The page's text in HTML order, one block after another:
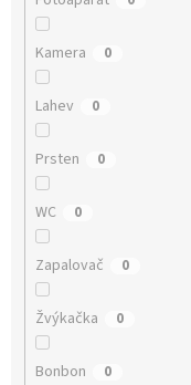
Kamera 0
Lahev 0
Prsten 0
WC 0
Zapalovač 0
Žvýkačka 0
Bonbon 0